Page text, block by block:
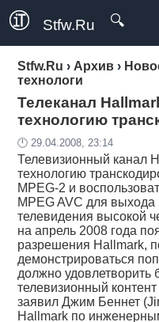
Stfw.Ru 🔍
Stfw.Ru › Архив ›
технологи
Телеканал
технологию
🕛 29.04.2008, 23:14
Телевизионный канал
технологию
MPEG-2 и
MPEG AVC для
телевидения высокой
на апрель 2008 года
разрешения Hallmark,
демонстрироваться
должно удовлетворить
телевизионный
заявил Джим Беннет
Hallmark по